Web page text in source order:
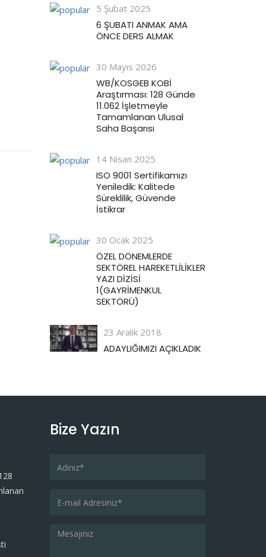
5 Şubat 2025
6 ŞUBATI ANMAK AMA
ÖNCE DERS ALMAK
30 Mayıs 2026
WB/KOSGEB KOBİ
Araştırması: 128 Günde
11.062 İşletmeyle
Tamamlanan Ulusal
Saha Başarısı
14 Nisan 2025
ISO 9001 Sertifikamızı
Yeniledik: Kalitede
Süreklilik, Güvende
İstikrar
30 Ocak 2025
ÖZEL DÖNEMLERDE
SEKTÖREL HAREKETLİLİKLER
YAZI DİZİSİ
1(GAYRİMENKUL
SEKTÖRÜ)
23 Aralık 2018
ADAYLIĞIMIZI AÇIKLADIK
Bize Yazın